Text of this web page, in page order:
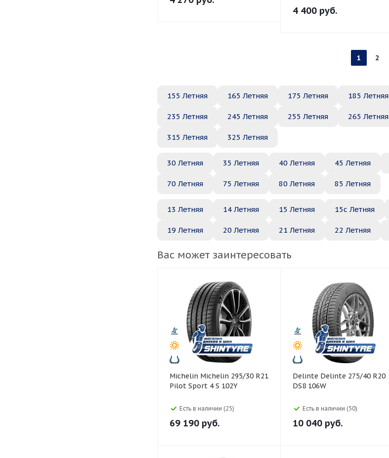
4 400 руб.
1 2
155 Летняя 165 Летняя 175 Летняя 185 Летняя
235 Летняя 245 Летняя 255 Летняя 265 Летняя
315 Летняя 325 Летняя
30 Летняя 35 Летняя 40 Летняя 45 Летняя
70 Летняя 75 Летняя 80 Летняя 85 Летняя
13 Летняя 14 Летняя 15 Летняя 15c Летняя
19 Летняя 20 Летняя 21 Летняя 22 Летняя
Вас может заинтересовать
Michelin Michelin 295/30 R21
Pilot Sport 4 S 102Y
Есть в наличии (25)
69 190 руб.
Delinte Delinte 275/40 R20
DS8 106W
Есть в наличии (50)
10 040 руб.